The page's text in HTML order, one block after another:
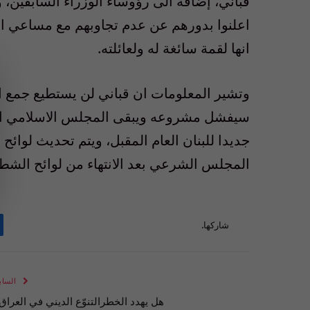
اعلنوا بدورهم عن عدم تجاوبهم مع مساعي
انها لقمة سائغة له ولعائلته.
وتشير المعلومات ان قباني لن يستطيع جمع
سيفشل مشروعه ويبقى المجلس الاسلامي
جديدا للبنان العام المقبل، ويتم تحديث
المجلس الشرعي بعد الانتهاء من لوائح
شاركها.
هل يهدد الخطرالتنوّع الديني في